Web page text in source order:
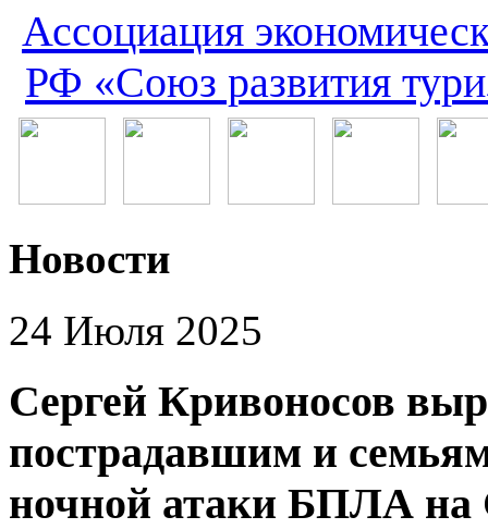
Ассоциация
РФ «Союз развития
Новости
24 Июля 2025
Сергей Кривоносов
пострадавшим и
ночной атаки БПЛА на